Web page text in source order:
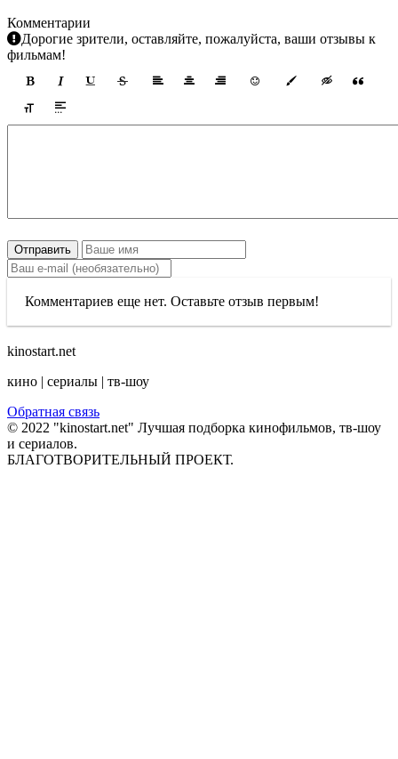
Комментарии
Дорогие зрители, оставляйте, пожалуйста, ваши отзывы к
фильмам!
Отправить
Комментариев еще нет. Оставьте отзыв первым!
kinostart.net
кино | сериалы | тв-шоу
Обратная связь
© 2022 "kinostart.net" Лучшая подборка кинофильмов, тв-шоу
и сериалов.
БЛАГОТВОРИТЕЛЬНЫЙ ПРОЕКТ.